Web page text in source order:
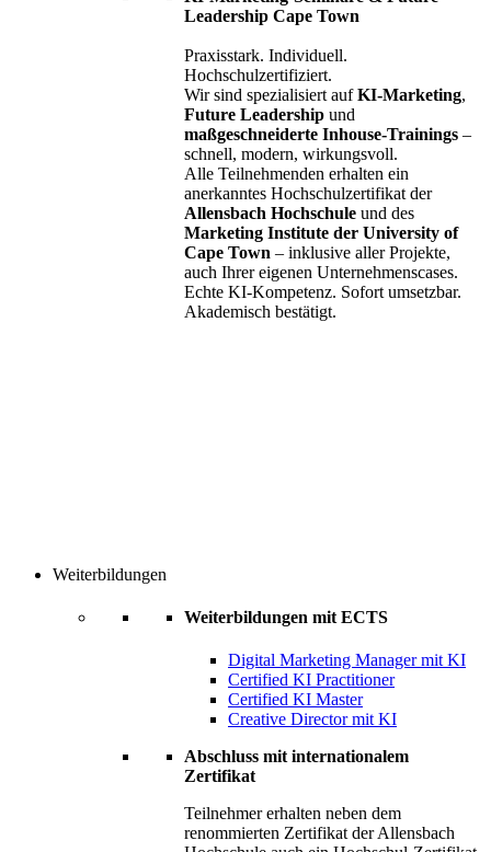
Leadership Cape Town
Praxisstark. Individuell.
Hochschulzertifiziert.
Wir sind spezialisiert aufKI-Marketing,
Future Leadership und
maßgeschneiderte Inhouse-Trainings –
schnell, modern, wirkungsvoll.
Alle Teilnehmenden erhalten ein
anerkanntes Hochschulzertifikat der
Allensbach Hochschule und des
Marketing Institute der University of
Cape Town – inklusive aller Projekte,
auch Ihrer eigenen Unternehmenscases.
Echte KI-Kompetenz. Sofort umsetzbar.
Akademisch bestätigt.
Weiterbildungen
Weiterbildungen mit ECTS
Digital Marketing Manager mit KI
Certified KI Practitioner
Certified KI Master
Creative Director mit KI
Abschluss mit internationalem
Zertifikat
Teilnehmer erhalten neben dem
renommierten Zertifikat der Allensbach